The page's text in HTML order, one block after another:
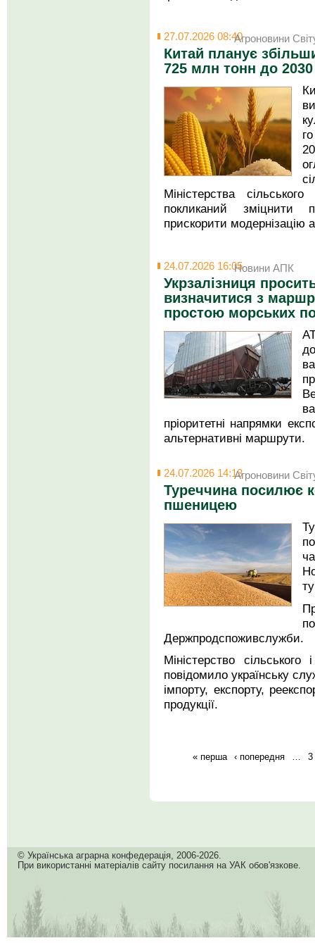
27.07.2026 08:40Агроновини
Китай планує
725 млн тонн до
Міністерства
покликаний зміцнити
прискорити модернізацію
24.07.2026 16:05Новини АПК
Укрзалізниця
визначитися з
простою морських
пріоритетні напрямки
альтернативні маршрути.
24.07.2026 14:13Агроновини
Туреччина посилює
пшеницею
Держпродспоживслужби.
Міністерство
повідомило українську
імпорту, експорту,
продукції.
« перша ‹ попередня … 3
© Українська аграрна конфедерація, 2006-2026.
При використанні матеріалів сайту посилання на УАК обов'язкове.